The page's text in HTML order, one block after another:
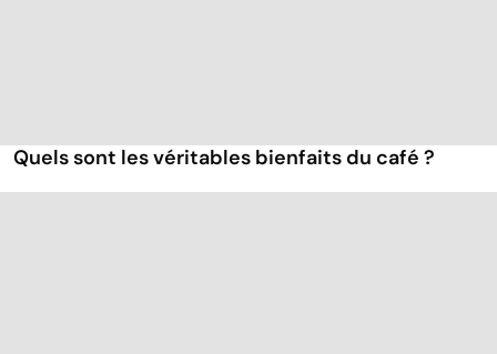
Quels sont les véritables bienfaits du café ?